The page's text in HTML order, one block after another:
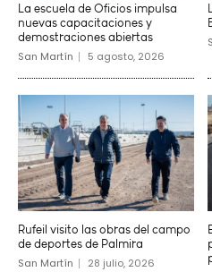
La escuela de Oficios impulsa
nuevas capacitaciones y
demostraciones abiertas
San Martín 5 agosto, 2026
Rufeil visito las obras del campo
de deportes de Palmira
San Martín 28 julio, 2026